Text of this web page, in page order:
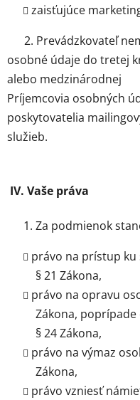
zaisťujúce
2. Prevádzkovateľ
osobné údaje do tretej
alebo
Príjemcovia osobných
poskytovatelia
služieb.
IV. Vaše práva
Za podmienok
právo na prístup
§ 21 Zákona,
právo na opravu
Zákona,
§ 24 Zákona,
právo na výmaz
Zákona,
právo vzniesť